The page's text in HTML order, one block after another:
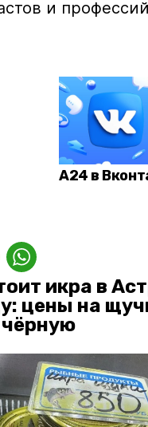
и
А24 в
икра в
цены на